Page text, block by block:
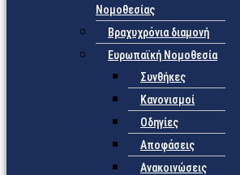
Νομοθεσίας
Βραχυχρόνια διαμονή
Ευρωπαϊκή Νομοθεσία
Συνθήκες
Κανονισμοί
Οδηγίες
Αποφάσεις
Ανακοινώσεις